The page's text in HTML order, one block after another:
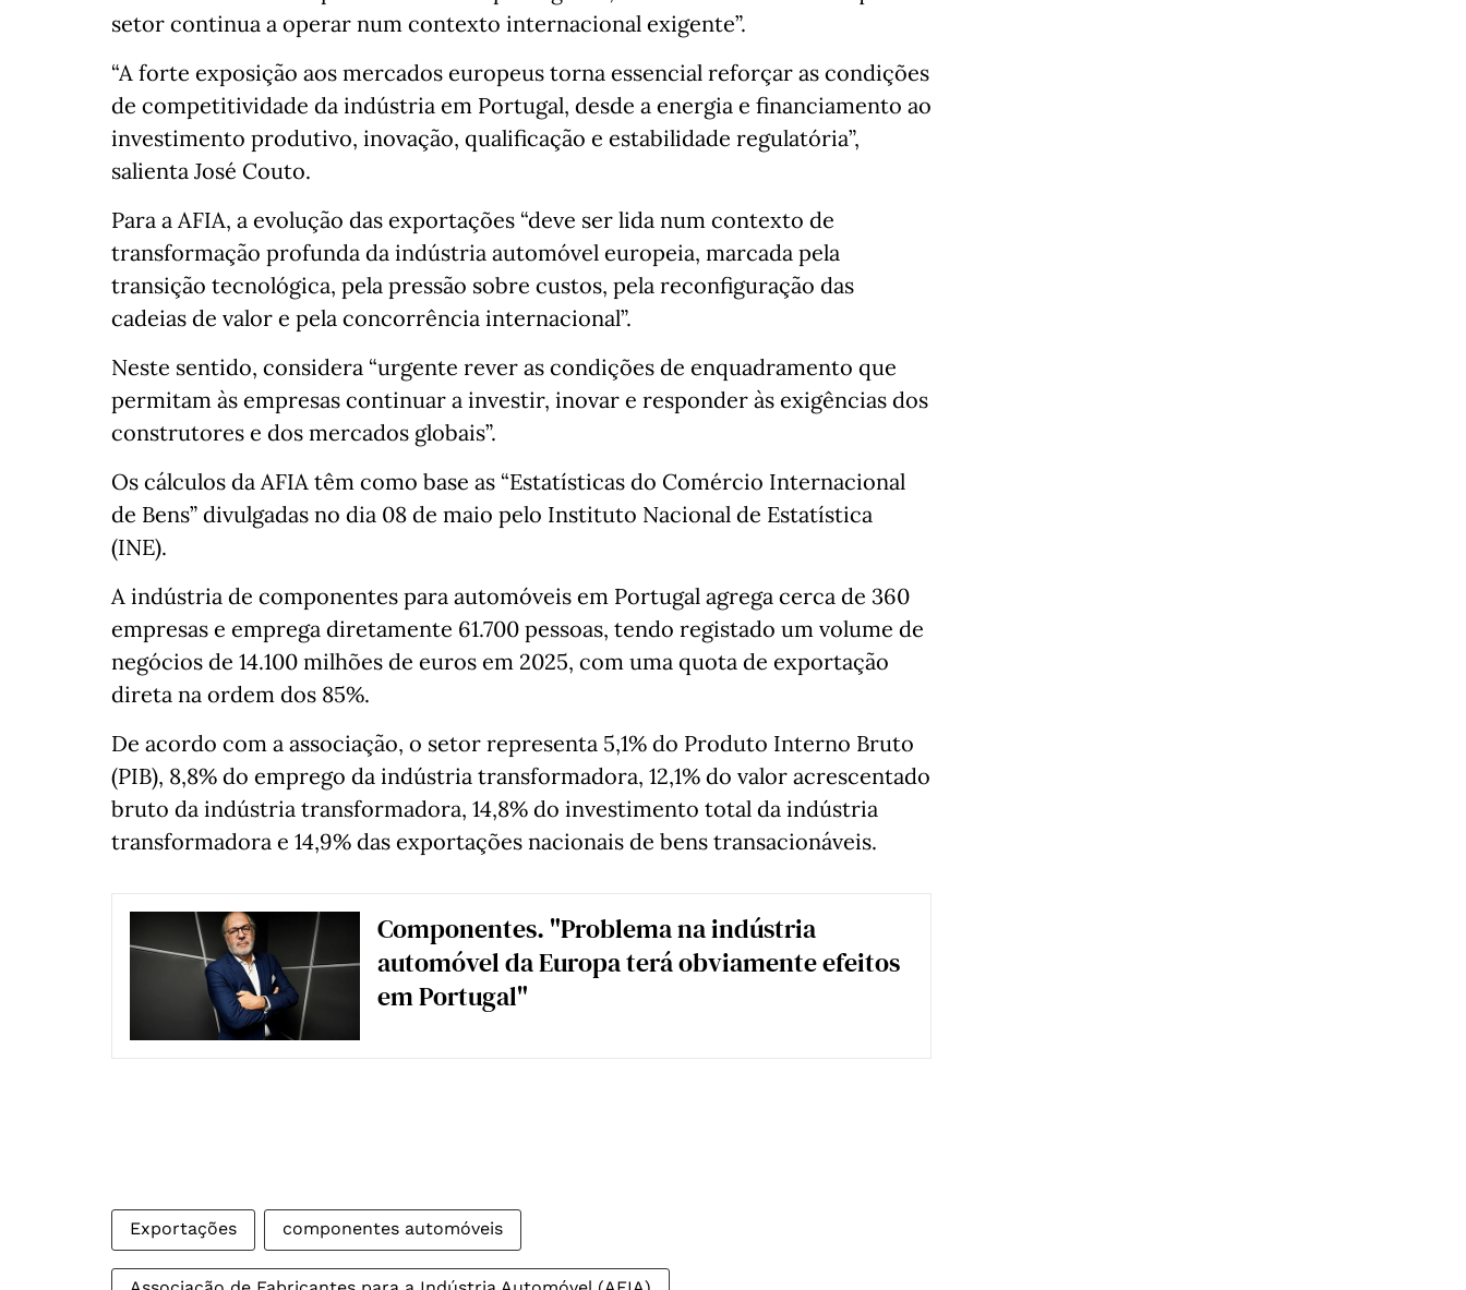
setor continua a operar num contexto internacional exigente”.
“A forte exposição aos mercados europeus torna essencial reforçar as condições
de competitividade da indústria em Portugal, desde a energia e financiamento ao
investimento produtivo, inovação, qualificação e estabilidade regulatória”,
salienta José Couto.
Para a AFIA, a evolução das exportações “deve ser lida num contexto de
transformação profunda da indústria automóvel europeia, marcada pela
transição tecnológica, pela pressão sobre custos, pela reconfiguração das
cadeias de valor e pela concorrência internacional”.
Neste sentido, considera “urgente rever as condições de enquadramento que
permitam às empresas continuar a investir, inovar e responder às exigências dos
construtores e dos mercados globais”.
Os cálculos da AFIA têm como base as “Estatísticas do Comércio Internacional
de Bens” divulgadas no dia 08 de maio pelo Instituto Nacional de Estatística
(INE).
A indústria de componentes para automóveis em Portugal agrega cerca de 360
empresas e emprega diretamente 61.700 pessoas, tendo registado um volume de
negócios de 14.100 milhões de euros em 2025, com uma quota de exportação
direta na ordem dos 85%.
De acordo com a associação, o setor representa 5,1% do Produto Interno Bruto
(PIB), 8,8% do emprego da indústria transformadora, 12,1% do valor acrescentado
bruto da indústria transformadora, 14,8% do investimento total da indústria
transformadora e 14,9% das exportações nacionais de bens transacionáveis.
Componentes. "Problema na indústria
automóvel da Europa terá obviamente efeitos
em Portugal"
Exportações componentes automóveis